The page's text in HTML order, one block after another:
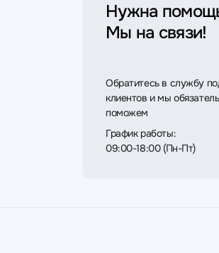
Нужна
Мы на связи!
Обратитесь в службу
клиентов и мы
поможем
График работы:
09:00-18:00 (Пн-Пт)